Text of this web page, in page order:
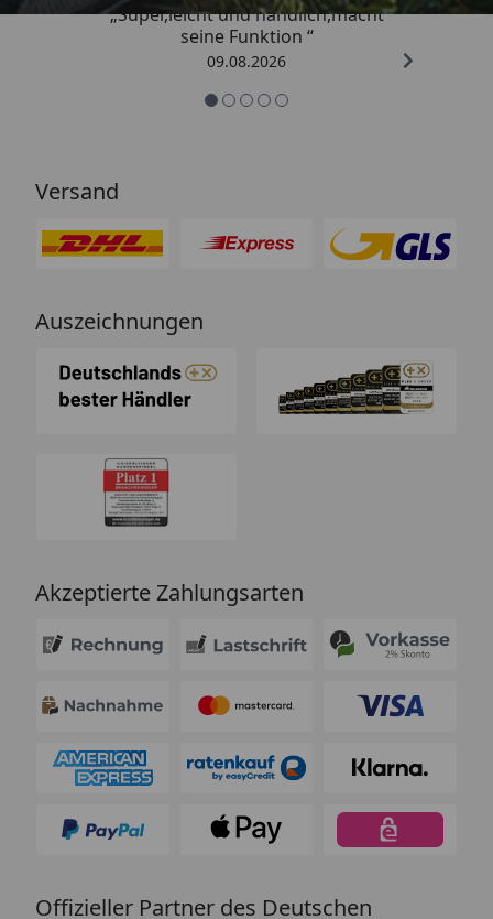
„Super,leicht und handlich,macht
seine Funktion “
09.08.2026
Versand
Auszeichnungen
Akzeptierte Zahlungsarten
Offizieller Partner des Deutschen